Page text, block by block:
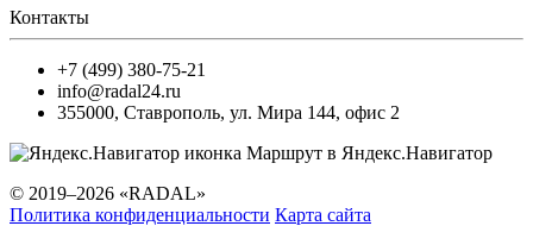
Контакты
+7 (499) 380-75-21
info@radal24.ru
355000, Ставрополь, ул. Мира 144, офис 2
Маршрут в Яндекс.Навигатор
© 2019–2026 «RADAL»
Политика конфиденциальности Карта сайта